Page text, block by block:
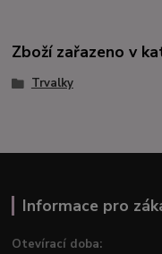
Zboží zařazeno v
Trvalky
Informace pro
Otevírací doba: